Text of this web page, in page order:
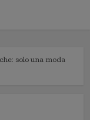
solo una moda